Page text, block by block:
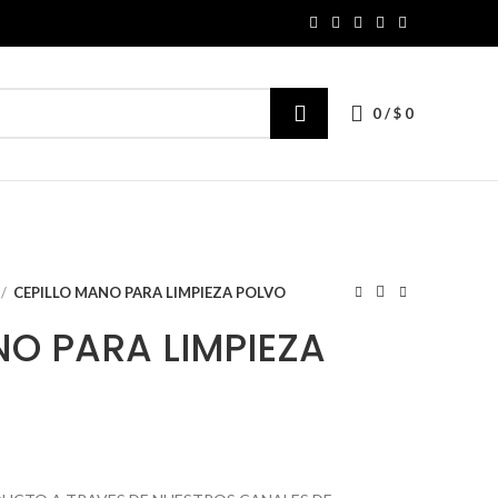
0/$ 0
CEPILLO MANO PARA LIMPIEZA POLVO
PARA LIMPIEZA